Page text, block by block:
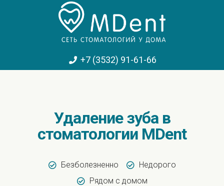
+7 (3532) 91-61-66
Удаление зуба в
стоматологии MDent
Безболезненно
Недорого
Рядом с домом